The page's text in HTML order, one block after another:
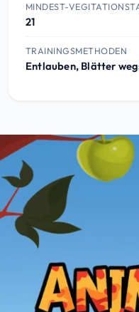
MINDEST-
21
TRAININGSMETHODEN
Entlauben, Blätter